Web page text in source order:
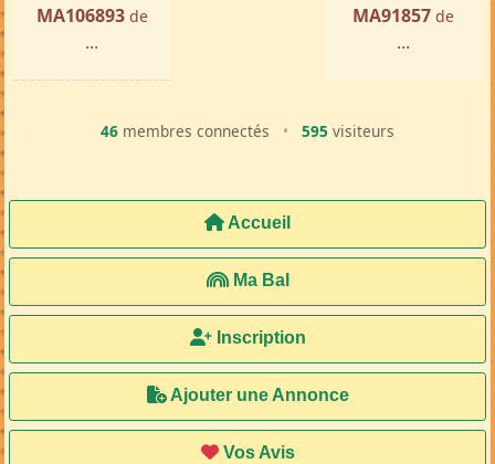
MA106893 de
...
MA91857 de
...
46 membres connectés • 595 visiteurs
Accueil
Ma Bal
Inscription
Ajouter une Annonce
Vos Avis